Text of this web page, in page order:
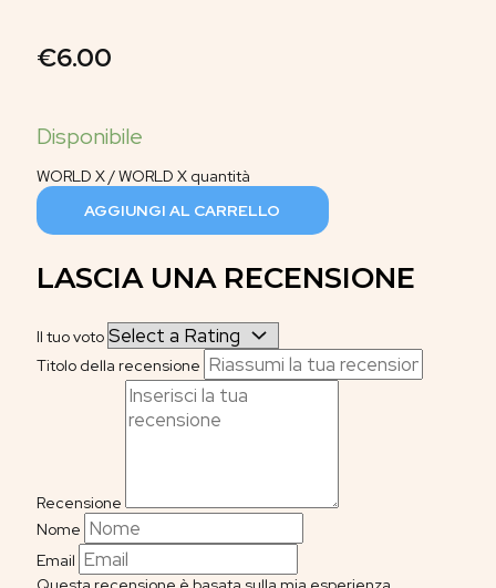
€6.00
WORLD X / WORLD X quantità
AGGIUNGI AL CARRELLO
LASCIA UNA RECENSIONE
Il tuo voto
Titolo della recensione
Recensione
Nome
Email